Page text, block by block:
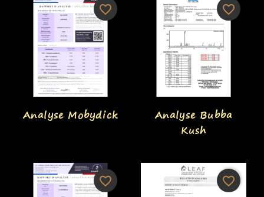
Aperçu rapide
Analyse Mobydick
favorite_border
Aperçu rapide
Analyse Bubba
Kush
favorite_border
favorite_border favorite_border